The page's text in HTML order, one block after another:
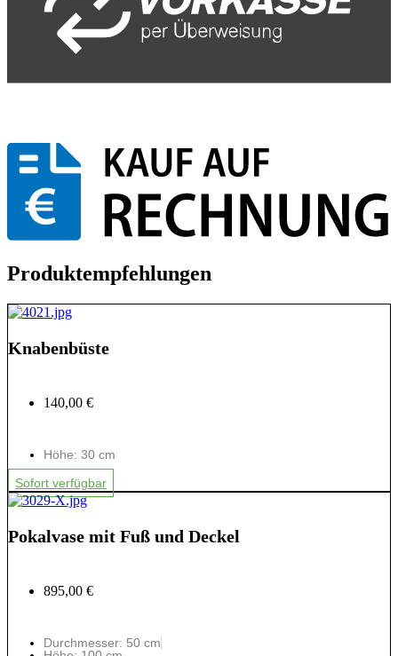
Produktempfehlungen
Knabenbüste
140,00 €
Höhe: 30 cm
Sofort verfügbar
Pokalvase mit Fuß und Deckel
895,00 €
Durchmesser: 50 cm